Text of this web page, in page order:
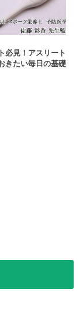
必見！アスリート
きたい毎日の基礎